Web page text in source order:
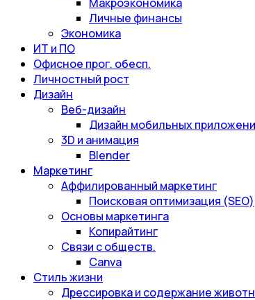
Личные финансы
Экономика
ИТ и ПО
Офисное прог. обесп.
Личностный рост
Дизайн
Веб-дизайн
Дизайн мобильных
3D и анимация
Blender
Маркетинг
Аффилированный маркетинг
Поисковая оптимизация (SEO)
Основы маркетинга
Копирайтинг
Связи с обществ.
Canva
Стиль жизни
Дрессировка и содержание